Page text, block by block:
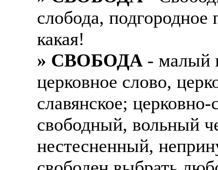
слобода, подгородное
какая!
» СВОБОДА- малый
церковное слово,
славянское;
свободный, вольный
нестесненный,